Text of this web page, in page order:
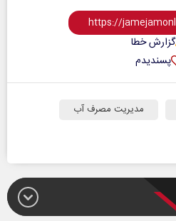
گزارش خطا
پسندیدم
مدیریت مصرف آب